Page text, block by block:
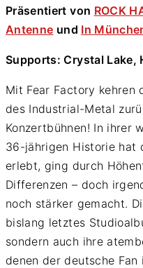
Präsentiert von ROCK
Antenne und In
Supports: Crystal Lake,
Mit Fear Factory kehren
des Industrial-Metal
Konzertbühnen! In ihrer
36-jährigen Historie hat
erlebt, ging durch
Differenzen – doch
noch stärker gemacht.
bislang letztes
sondern auch ihre
denen der deutsche